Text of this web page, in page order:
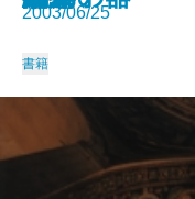
2003/06/25
書籍